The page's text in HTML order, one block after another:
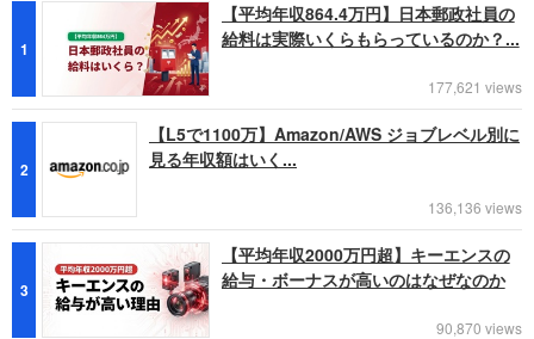
1
【平均年収864.4万円】日本郵政社員の
給料は実際いくらもらっているのか？...
177,621 views
2
【L5で1100万】Amazon/AWS ジョブレベル別に
見る年収額はいく...
136,136 views
3
【平均年収2000万円超】キーエンスの
給与・ボーナスが高いのはなぜなのか
90,870 views